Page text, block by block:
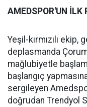
AMEDSPOR'UN İLK
Yeşil-kırmızılı
deplasmanda Çorum
mağlubiyetle
başlangıç
sergileyen
doğrudan Trendyol